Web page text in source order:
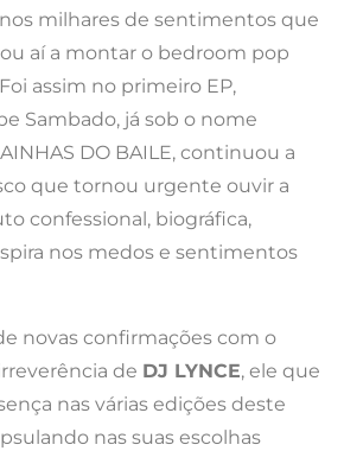
milhares de sentimentos que
aí a montar o bedroom pop
assim no primeiro EP,
Sambado, já sob o nome
DO BAILE, continuou a
que tornou urgente ouvir a
confessional, biográfica,
nos medos e sentimentos
novas confirmações com o
de DJ LYNCE, ele que
nas várias edições deste
nas suas escolhas